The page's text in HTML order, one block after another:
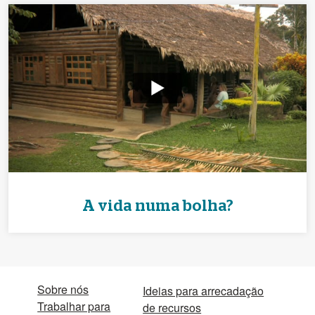
A vida numa bolha?
Sobre nós
Trabalhar para
Ideias para arrecadação
de recursos